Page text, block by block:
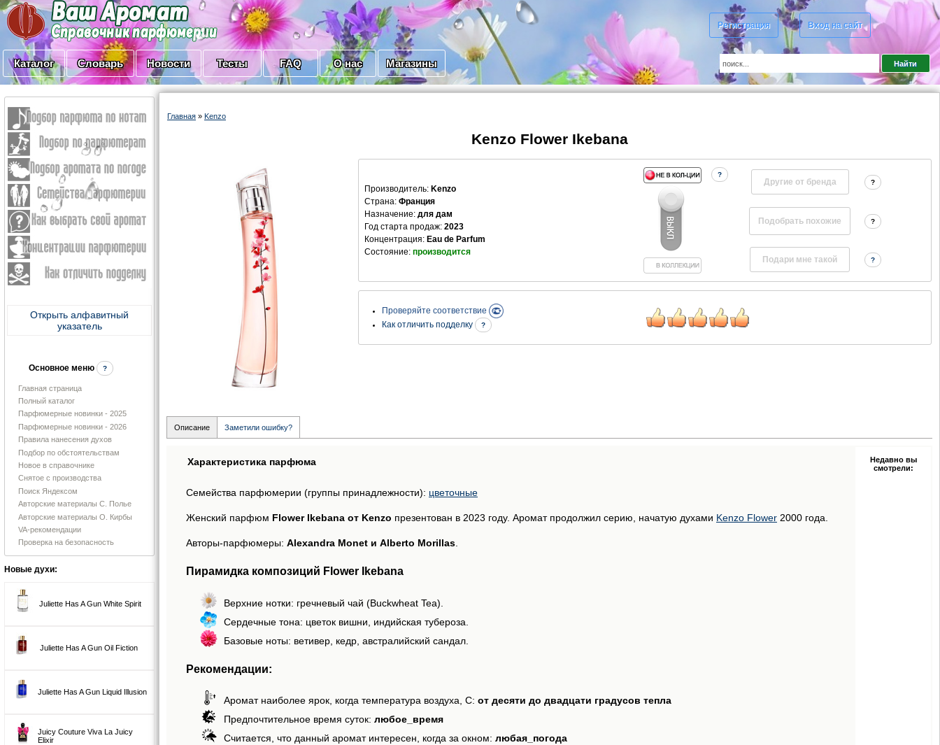
Регистрация Вход на сайт
Каталог Словарь Новости Тесты FAQ О нас Магазины
Открыть алфавитный
указатель
Основное меню ?
Главная страница
Полный каталог
Парфюмерные новинки - 2025
Парфюмерные новинки - 2026
Правила нанесения духов
Подбор по обстоятельствам
Новое в справочнике
Снятое с производства
Поиск Яндексом
Авторские материалы С. Полье
Авторские материалы О. Кирбы
VA-рекомендации
Проверка на безопасность
Новые духи:
Juliette Has A Gun White Spirit
Juliette Has A Gun Oil Fiction
Juliette Has A Gun Liquid Illusion
Juicy Couture Viva La Juicy
Elixir
Главная » Kenzo
Kenzo Flower Ikebana
Производитель: Kenzo
Страна: Франция
Назначение: для дам
Год старта продаж: 2023
Концентрация: Eau de Parfum
Состояние: производится
?
Другие от бренда ?
?
?
Проверяйте соответствие
Как отличить подделку
?
Описание Заметили ошибку?
Характеристика парфюма
Семейства парфюмерии (группы принадлежности): цветочные
Женский парфюм Flower Ikebana от Kenzo презентован в 2023 году. Аромат продолжил серию, начатую духами Kenzo Flower 2000 года.
Авторы-парфюмеры: Alexandra Monet и Alberto Morillas
Пирамидка композиций Flower Ikebana
Верхние нотки: гречневый чай (Buckwheat Tea).
Сердечные тона: цветок вишни, индийская тубероза.
Базовые ноты: ветивер, кедр, австралийский сандал.
Рекомендации:
Аромат наиболее ярок, когда температура воздуха, С: от десяти до двадцати градусов тепла
Предпочтительное время суток: любое_время
Считается, что данный аромат интересен, когда за окном: любая_погода
Недавно вы
смотрели: